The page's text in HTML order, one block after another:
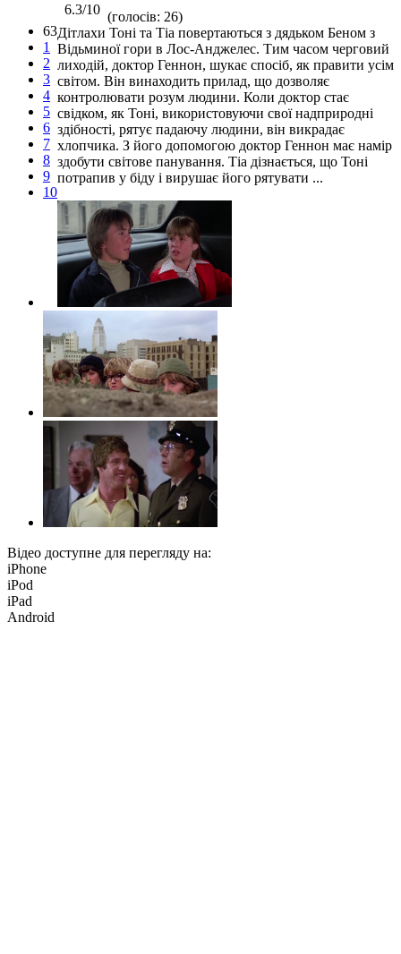
63
1
2
3
4
5
6
7
8
9
10
6.3/10 (голосів: 26)
Дітлахи Тоні та Тіа повертаються з дядьком Беном з
Відьминої гори в Лос-Анджелес. Тим часом черговий
лиходій, доктор Геннон, шукає спосіб, як правити усім
світом. Він винаходить прилад, що дозволяє
контролювати розум людини. Коли доктор стає
свідком, як Тоні, використовуючи свої надприродні
здібності, рятує падаючу людини, він викрадає
хлопчика. З його допомогою доктор Геннон має намір
здобути світове панування. Тіа дізнається, що Тоні
потрапив у біду і вирушає його рятувати ...
Відео доступне для перегляду на:
iPhone
iPod
iPad
Android